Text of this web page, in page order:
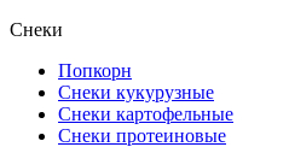
Снеки
Попкорн
Снеки кукурузные
Снеки картофельные
Снеки протеиновые